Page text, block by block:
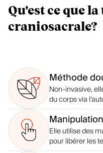
Qu’est ce que
craniosacrale?
Méthode
Non-invasive,
du corps via
Elle utilise des
pour libérer les